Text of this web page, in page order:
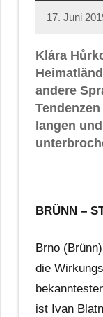
17. Juni
Klára
andere
langen
BRÜNN –
Brno
die
ist Ivan